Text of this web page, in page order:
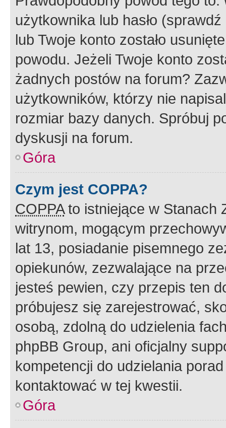
użytkownika lub hasło
lub Twoje konto zostało
powodu. Jeżeli Twoje konto
żadnych postów na forum?
użytkowników, którzy nie
rozmiar bazy danych. Spróbuj
dyskusji na forum.
Góra
Czym jest COPPA?
COPPAto istniejące w Stanach
witrynom, mogącym
lat 13, posiadanie pisemnego
opiekunów, zezwalające na
jesteś pewien, czy przepis ten
próbujesz się zarejestrować,
osobą, zdolną do udzielenia
phpBB Group, ani oficjalny
kompetencji do udzielania
kontaktować w tej kwestii.
Góra